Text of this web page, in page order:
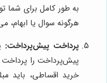
به طور کامل برای
هرگونه سوال یا ابهام،
پرداخت پیش‌پرداخت:
پیش‌پرداخت را پرداخت
خرید اقساطی، باید